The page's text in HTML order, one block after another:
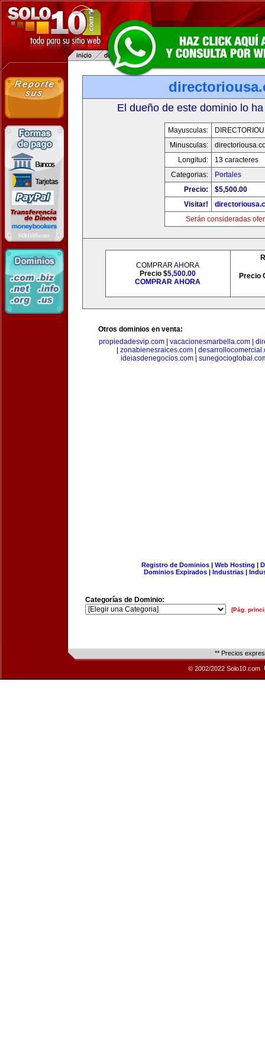
El dueño de este dominio lo
Mayusculas:
Minusculas:
Longitud:
13 caracteres
Categorias:
Portales
Precio:
$5,500.00
Visitar!
Serán consideradas
COMPRAR AHORA
Precio $5,500.00
COMPRAR AHORA
Precio
Otros dominios en venta:
propiedadesvip.com
vacacionesmarbella.com
zonabienesraices.com
ideiasdenegocios.com|
Registro de Dominios| Web Hosting |
Dominios Expirados | Industrias |
Categorías de Dominio:
[Pág.
** Precios
© 2002/2022 Solo10.com